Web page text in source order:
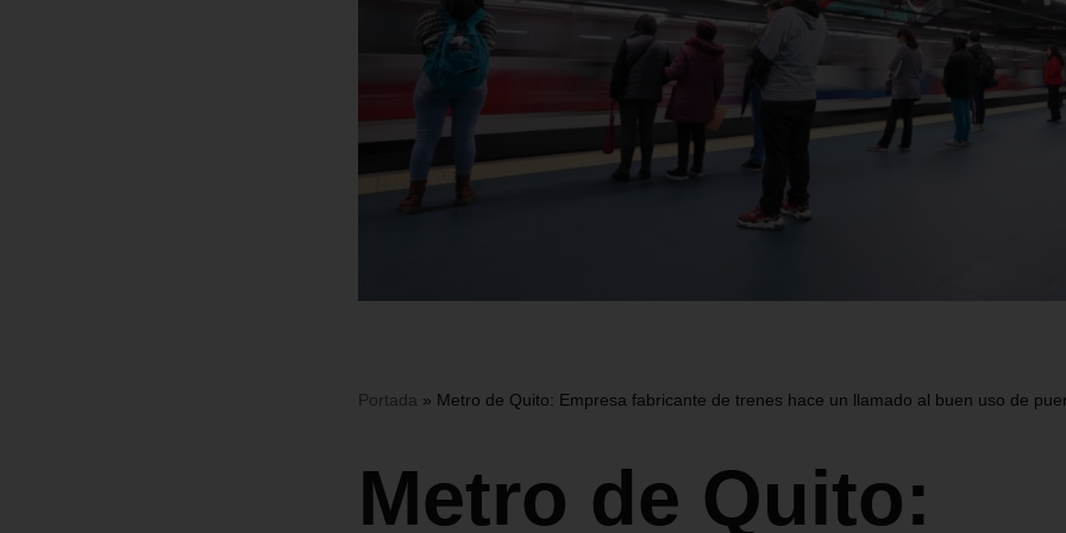
Portada » Metro de Quito: Empresa fabricante de trenes hace un llamado al buen uso de
Metro de Quito: